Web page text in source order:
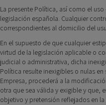
La presente Política, así como el
legislación española. Cualquier
correspondientes al domicilio del
En el supuesto de que cualquier
virtud de la legislación aplicable o
judicial o administrativa, dicha
Política resulte inexigibles o nulas
Empresa, procederá a la
otra que sea válida y exigible y que,
objetivo y pretensión reflejados en